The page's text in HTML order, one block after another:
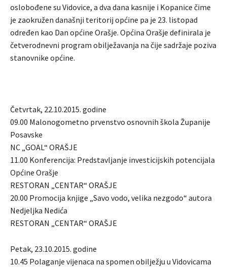
oslobođene su Vidovice, a dva dana kasnije i Kopanice čime
je zaokružen današnji teritorij općine pa je 23. listopad
određen kao Dan općine Orašje. Općina Orašje definirala je
četverodnevni program obilježavanja na čije sadržaje poziva
stanovnike općine.
Četvrtak, 22.10.2015. godine
09.00 Malonogometno prvenstvo osnovnih škola Županije
Posavske
NC „GOAL“ ORAŠJE
11.00 Konferencija: Predstavljanje investicijskih potencijala
Općine Orašje
RESTORAN „CENTAR“ ORAŠJE
20.00 Promocija knjige „Savo vodo, velika nezgodo“ autora
Nedjeljka Nedića
RESTORAN „CENTAR“ ORAŠJE
Petak, 23.10.2015. godine
10.45 Polaganje vijenaca na spomen obilježju u Vidovicama